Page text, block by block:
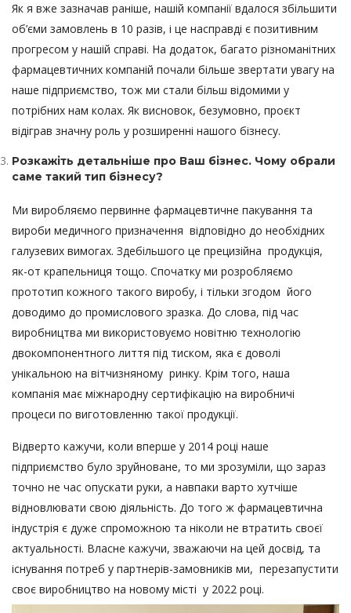
Як я вже зазначав раніше, нашій компанії вдалося збільшити
об’єми замовлень в 10 разів, і це насправді є позитивним
прогресом у нашій справі. На додаток, багато різноманітних
фармацевтичних компаній почали більше звертати увагу на
наше підприємство, тож ми стали більш відомими у
потрібних нам колах. Як висновок, безумовно, проєкт
відіграв значну роль у розширенні нашого бізнесу.
Розкажіть детальніше про Ваш бізнес. Чому обрали
саме такий тип бізнесу?
Ми виробляємо первинне фармацевтичне пакування та
вироби медичного призначення відповідно до необхідних
галузевих вимогах. Здебільшого це прецизійна продукція,
як-от крапельниця тощо. Спочатку ми розробляємо
прототип кожного такого виробу, і тільки згодом його
доводимо до промислового зразка. До слова, під час
виробництва ми використовуємо новітню технологію
двокомпонентного лиття під тиском, яка є доволі
унікальною на вітчизняному ринку. Крім того, наша
компанія має міжнародну сертифікацію на виробничі
процеси по виготовленню такої продукції.
Відверто кажучи, коли вперше у 2014 році наше
підприємство було зруйноване, то ми зрозуміли, що зараз
точно не час опускати руки, а навпаки варто хутчіше
відновлювати свою діяльність. До того ж фармацевтична
індустрія є дуже спроможною та ніколи не втратить своєї
актуальності. Власне кажучи, зважаючи на цей досвід, та
існування потреб у партнерів-замовників ми, перезапустити
своє виробництво на новому місті у 2022 році.